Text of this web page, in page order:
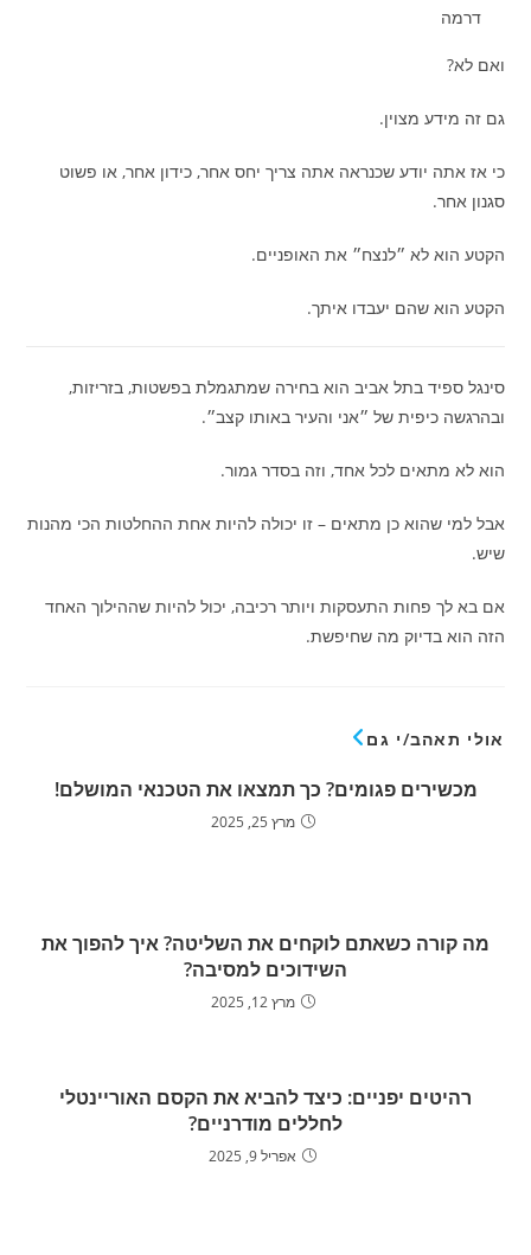
דרמה
ואם לא?
גם זה מידע מצוין.
כי אז אתה יודע שכנראה אתה צריך יחס אחר, כידון אחר, או פשוט
סגנון אחר.
הקטע הוא לא ״לנצח״ את האופניים.
הקטע הוא שהם יעבדו איתך.
סינגל ספיד בתל אביב הוא בחירה שמתגמלת בפשטות, בזריזות,
ובהרגשה כיפית של ״אני והעיר באותו קצב״.
הוא לא מתאים לכל אחד, וזה בסדר גמור.
אבל למי שהוא כן מתאים – זו יכולה להיות אחת ההחלטות הכי מהנות
שיש.
אם בא לך פחות התעסקות ויותר רכיבה, יכול להיות שההילוך האחד
הזה הוא בדיוק מה שחיפשת.
אולי תאהב/י גם
מכשירים פגומים? כך תמצאו את הטכנאי המושלם!
מרץ 25, 2025
מה קורה כשאתם לוקחים את השליטה? איך להפוך את
השידוכים למסיבה?
מרץ 12, 2025
רהיטים יפניים: כיצד להביא את הקסם האוריינטלי
לחללים מודרניים?
אפריל 9, 2025